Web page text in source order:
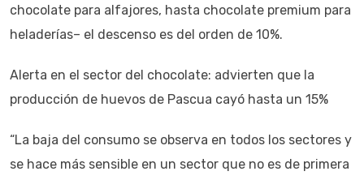
chocolate para alfajores, hasta chocolate premium para
heladerías– el descenso es del orden de 10%.
Alerta en el sector del chocolate: advierten que la
producción de huevos de Pascua cayó hasta un 15%
“La baja del consumo se observa en todos los sectores y
se hace más sensible en un sector que no es de primera